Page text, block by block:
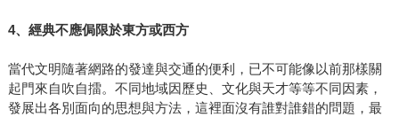
4、經典不應侷限於東方或西方
當代文明隨著網路的發達與交通的便利，已不可能像以前那樣關
起門來自吹自擂。不同地域因歷史、文化與天才等等不同因素，
發展出各別面向的思想與方法，這裡面沒有誰對誰錯的問題，最